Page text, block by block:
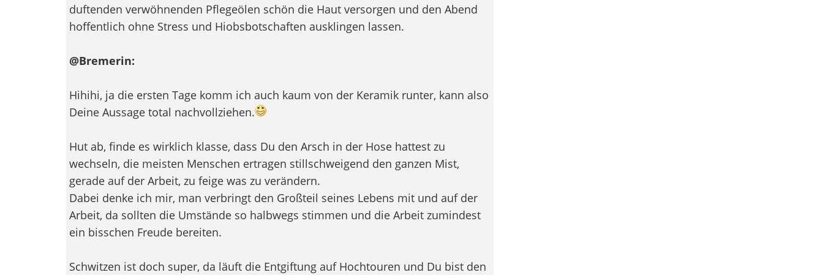
duftenden verwöhnenden Pflegeölen schön die Haut versorgen und den Abend
hoffentlich ohne Stress und Hiobsbotschaften ausklingen lassen.
@Bremerin:
Hihihi, ja die ersten Tage komm ich auch kaum von der Keramik runter, kann also
Deine Aussage total nachvollziehen.
Hut ab, finde es wirklich klasse, dass Du den Arsch in der Hose hattest zu
wechseln, die meisten Menschen ertragen stillschweigend den ganzen Mist,
gerade auf der Arbeit, zu feige was zu verändern.
Dabei denke ich mir, man verbringt den Großteil seines Lebens mit und auf der
Arbeit, da sollten die Umstände so halbwegs stimmen und die Arbeit zumindest
ein bisschen Freude bereiten.
Schwitzen ist doch super, da läuft die Entgiftung auf Hochtouren und Du bist den